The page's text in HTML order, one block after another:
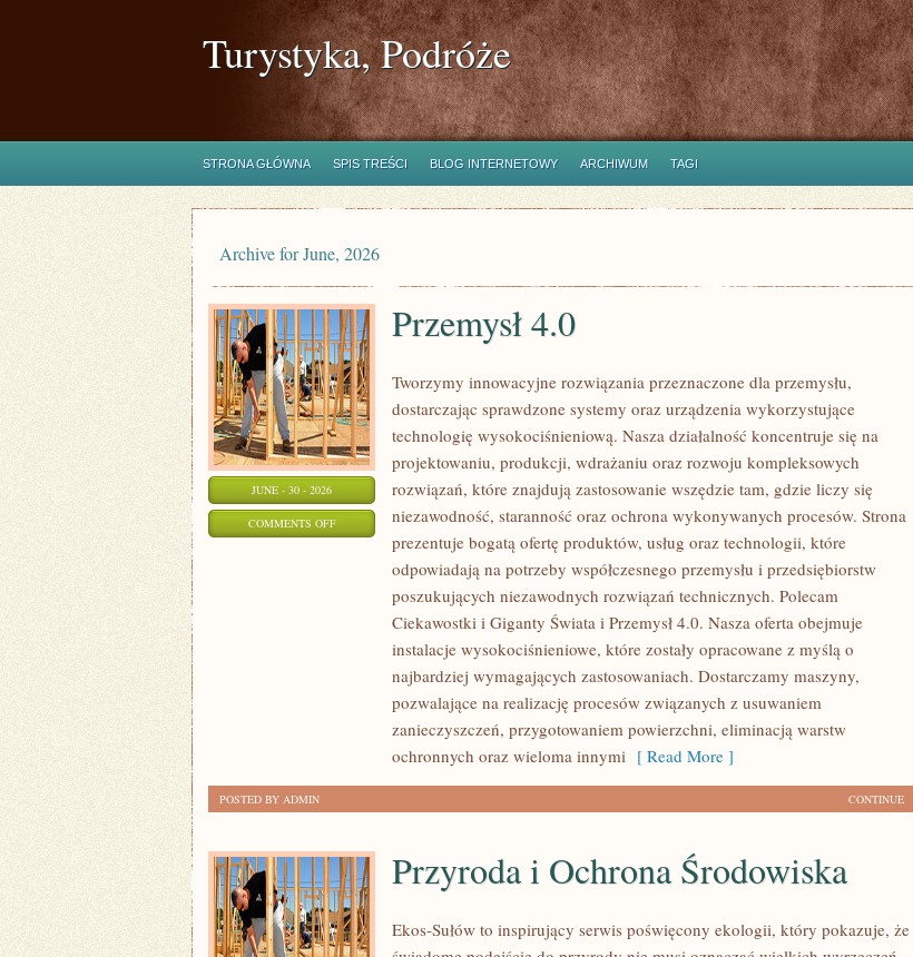
Turystyka, Podróże
STRONA GŁÓWNA SPIS TREŚCI BLOG INTERNETOWY ARCHIWUM TAGI
Archive for June, 2026
JUNE - 30 - 2026
COMMENTS OFFON
PRZEMYSŁ
Przemysł 4.0
Tworzymy innowacyjne rozwiązania przeznaczone dla przemysłu,
dostarczając sprawdzone systemy oraz urządzenia wykorzystujące
technologię wysokociśnieniową. Nasza działalność koncentruje się na
projektowaniu, produkcji, wdrażaniu oraz rozwoju kompleksowych
rozwiązań, które znajdują zastosowanie wszędzie tam, gdzie liczy się
niezawodność, staranność oraz ochrona wykonywanych procesów. Strona
prezentuje bogatą ofertę produktów, usług oraz technologii, które
odpowiadają na potrzeby współczesnego przemysłu i przedsiębiorstw
poszukujących niezawodnych rozwiązań technicznych. Polecam
Ciekawostki i Giganty Świata i Przemysł 4.0. Nasza oferta obejmuje
instalacje wysokociśnieniowe, które zostały opracowane z myślą o
najbardziej wymagających zastosowaniach. Dostarczamy maszyny,
pozwalające na realizację procesów związanych z usuwaniem
zanieczyszczeń, przygotowaniem powierzchni, eliminacją warstw
ochronnych oraz wieloma innymi [ Read More ]
CONTINUE
POSTED BY ADMIN
Przyroda i Ochrona Środowiska
Ekos-Sułów to inspirujący serwis poświęcony ekologii, który pokazuje, że